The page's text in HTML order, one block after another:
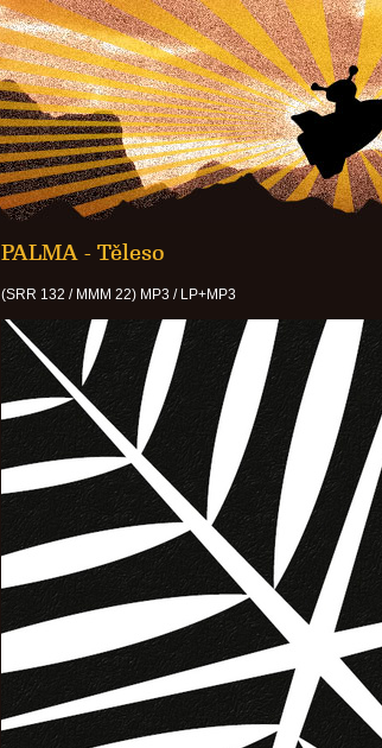
PALMA - Těleso
(SRR 132 / MMM 22) MP3 / LP+MP3